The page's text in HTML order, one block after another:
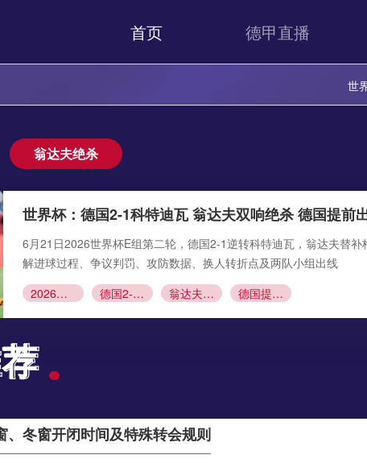
首页 德甲直播
世
翁达夫绝杀
世界杯：德国2-1科特迪瓦 翁达夫双响绝杀 德国提前
6月21日2026世界杯E组第二轮，德国2-1逆转科特迪瓦，翁达夫替
解进球过程、争议判罚、攻防数据、换人转折点及两队小组出线
2026世界杯
德国2-1科特迪瓦 翁达夫绝杀 德国提前出线
、冬窗开闭时间及特殊转会规则